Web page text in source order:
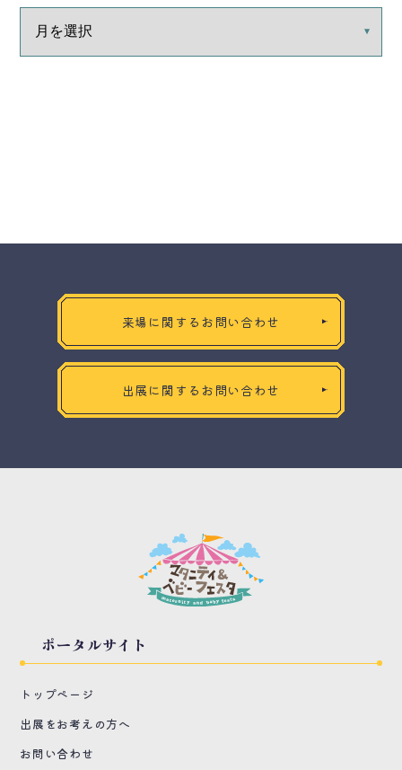
来場に関するお問い合わせ
出展に関するお問い合わせ
ポータルサイト
トップページ
出展をお考えの方へ
お問い合わせ